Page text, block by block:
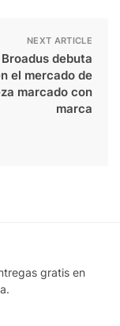
NEXT ARTICLE
debuta
el mercado de
marcado con
marca
gratis en